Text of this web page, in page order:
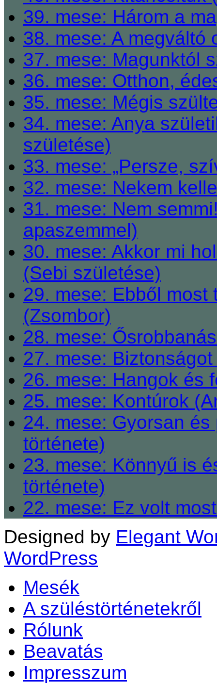
39. mese: Három a
38. mese: A megváltó
37. mese: Magunktól
36. mese: Otthon,
35. mese: Mégis
34. mese: Anya
születése)
33. mese: „Persze,
32. mese: Nekem
31. mese: Nem
apaszemmel)
30. mese: Akkor mi
(Sebi születése)
29. mese: Ebből
(Zsombor)
28. mese:
27. mese:
26. mese: Hangok és
25. mese: Kontúrok
24. mese: Gyorsan
története)
23. mese: Könnyű is
története)
22. mese: Ez volt
Designed by Elegant
WordPress
Mesék
A szüléstörténetekről
Rólunk
Beavatás
Impresszum